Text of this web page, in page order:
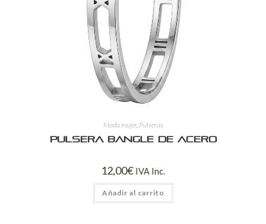
Moda mujer, Pulseras
Pulsera Bangle de Acero
12,00€ IVA Inc.
Añadir al carrito